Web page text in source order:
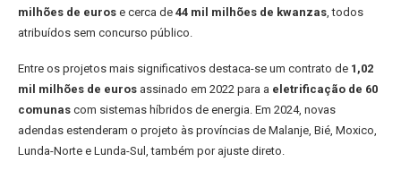
milhões de euros e cerca de 44 mil milhões de kwanzas, todos
atribuídos sem concurso público.
Entre os projetos mais significativos destaca-se um contrato de 1,02
mil milhões de euros assinado em 2022 para a eletrificação de 60
comunas com sistemas híbridos de energia. Em 2024, novas
adendas estenderam o projeto às províncias de Malanje, Bié, Moxico,
Lunda-Norte e Lunda-Sul, também por ajuste direto.